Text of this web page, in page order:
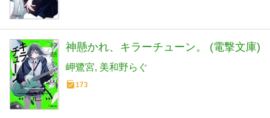
神懸かれ、キラーチューン。 (電撃文庫)
岬鷺宮 美和野らぐ
173